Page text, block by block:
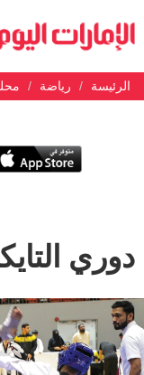
الرئيسة رياضة
دوري